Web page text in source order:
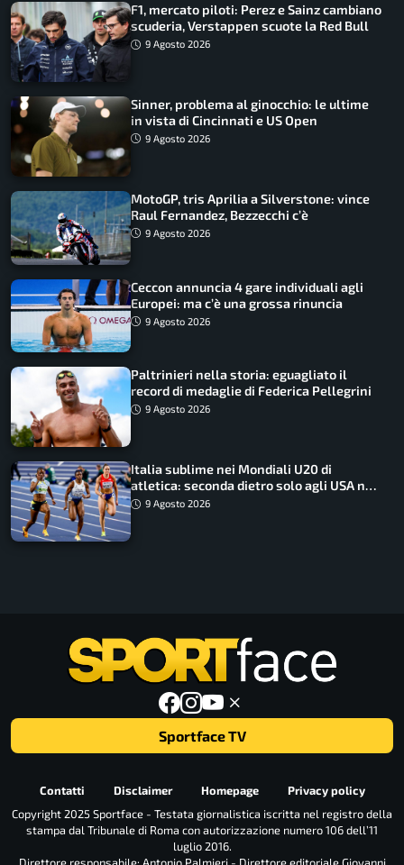
F1, mercato piloti: Perez e Sainz cambiano
scuderia, Verstappen scuote la Red Bull
9 Agosto 2026
Sinner, problema al ginocchio: le ultime
in vista di Cincinnati e US Open
9 Agosto 2026
MotoGP, tris Aprilia a Silverstone: vince
Raul Fernandez, Bezzecchi c’è
9 Agosto 2026
Ceccon annuncia 4 gare individuali agli
Europei: ma c’è una grossa rinuncia
9 Agosto 2026
Paltrinieri nella storia: eguagliato il
record di medaglie di Federica Pellegrini
9 Agosto 2026
Italia sublime nei Mondiali U20 di
atletica: seconda dietro solo agli USA nel
medagliere
9 Agosto 2026
Sportface TV
Contatti Disclaimer Homepage
Privacy policy
Copyright 2025 Sportface - Testata giornalistica iscritta nel registro della
stampa dal Tribunale di Roma con autorizzazione numero 106 dell’11
luglio 2016.